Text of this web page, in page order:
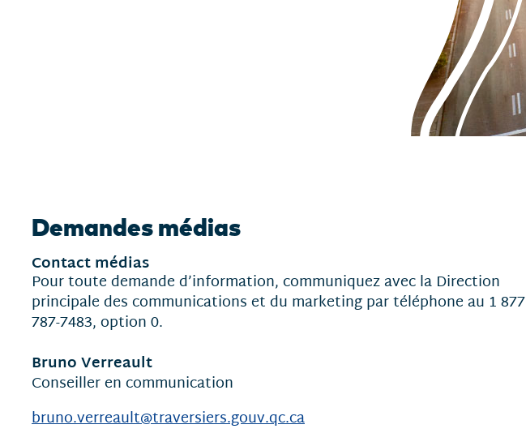
et
communiqués
Demandes médias
Contact médias
Pour toute demande d’information, communiquez avec la Direction
principale des communications et du marketing par téléphone au 1 877
787-7483, option 0.
Bruno Verreault
Conseiller en communication
bruno.verreault@traversiers.gouv.qc.ca